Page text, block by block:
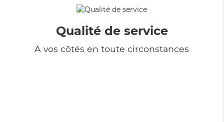
Qualité de service
A vos côtés en toute circonstances